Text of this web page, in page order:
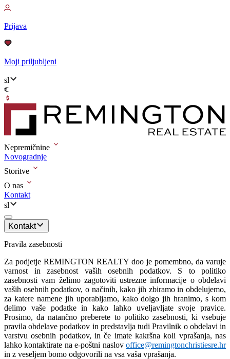
Prijava
Moji priljubljeni
sl
Nepremičnine
Novogradnje
Storitve
O nas
Kontakt
sl
Kontakt
Pravila zasebnosti
Za podjetje REMINGTON REALTY doo je pomembno, da varuje
varnost in zasebnost vaših osebnih podatkov. S to politiko
zasebnosti vam želimo zagotoviti ustrezne informacije o obdelavi
vaših osebnih podatkov, o načinih, kako jih zbiramo in obdelujemo,
za katere namene jih uporabljamo, kako dolgo jih hranimo, s kom
delimo vaše podatke in kako lahko uveljavljate svoje pravice.
Prosimo, da natančno preberete to politiko zasebnosti, ki vsebuje
pravila obdelave podatkov in predstavlja tudi Pravilnik o obdelavi in
varstvu osebnih podatkov, in če imate kakršna koli vprašanja, nas
lahko kontaktirate na e-poštni naslov office@remingtonchristiesre.hr
in z veseljem bomo odgovorili na vsa vaša vprašanja.